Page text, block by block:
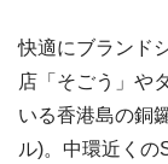
快適にブランド
店「そごう」や
いる香港島の銅
ル)。中環近くの